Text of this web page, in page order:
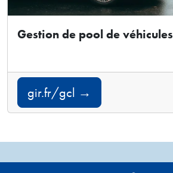
Gestion de pool de véhicules
gir.fr/gcl →